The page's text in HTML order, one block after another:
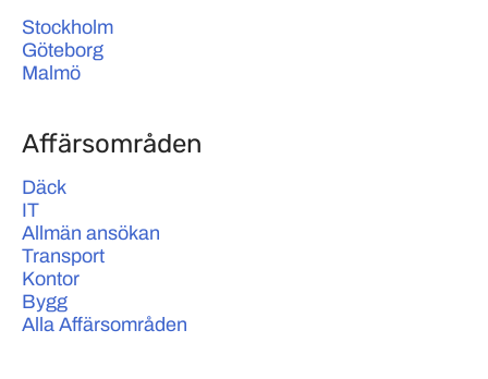
Stockholm
Göteborg
Malmö
Affärsområden
Däck
IT
Allmän ansökan
Transport
Kontor
Bygg
Alla Affärsområden